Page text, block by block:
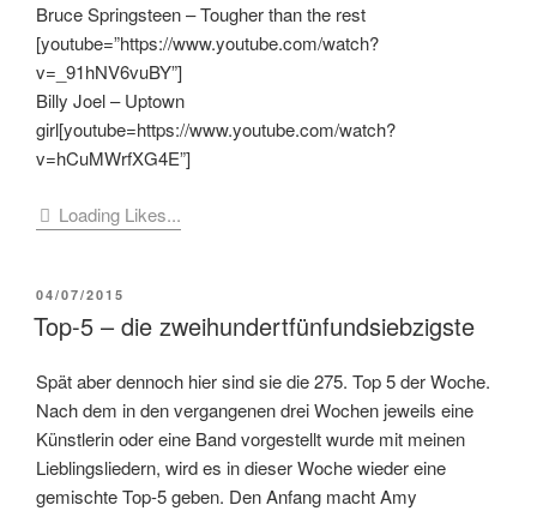
Bruce Springsteen – Tougher than the rest
[youtube=”https://www.youtube.com/watch?
v=_91hNV6vuBY”]
Billy Joel – Uptown
girl[youtube=https://www.youtube.com/watch?
v=hCuMWrfXG4E”]
Loading Likes...
VERÖFFENTLICHT
AM
04/07/2015
Top-5 – die zweihundertfünfundsiebzigste
Spät aber dennoch hier sind sie die 275. Top 5 der Woche.
Nach dem in den vergangenen drei Wochen jeweils eine
Künstlerin oder eine Band vorgestellt wurde mit meinen
Lieblingsliedern, wird es in dieser Woche wieder eine
gemischte Top-5 geben. Den Anfang macht Amy